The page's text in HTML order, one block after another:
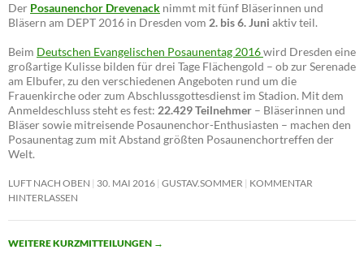
Der Posaunenchor Drevenack nimmt mit fünf Bläserinnen und
Bläsern am DEPT 2016 in Dresden vom 2. bis 6. Juni aktiv teil.
Beim Deutschen Evangelischen Posaunentag 2016wird Dresden eine
großartige Kulisse bilden für drei Tage Flächengold – ob zur Serenade
am Elbufer, zu den verschiedenen Angeboten rund um die
Frauenkirche oder zum Abschlussgottesdienst im Stadion. Mit dem
Anmeldeschluss steht es fest: 22.429 Teilnehmer – Bläserinnen und
Bläser sowie mitreisende Posaunenchor-Enthusiasten – machen den
Posaunentag zum mit Abstand größten Posaunenchortreffen der
Welt.
LUFT NACH OBEN 30. MAI 2016 GUSTAV.SOMMER
KOMMENTAR
HINTERLASSEN
WEITERE KURZMITTEILUNGEN →